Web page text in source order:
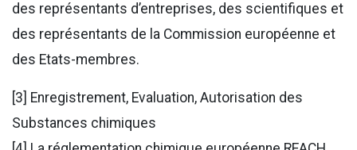
des représentants d’entreprises, des scientifiques et
des représentants de la Commission européenne et
des Etats-membres.
[3] Enregistrement, Evaluation, Autorisation des
Substances chimiques